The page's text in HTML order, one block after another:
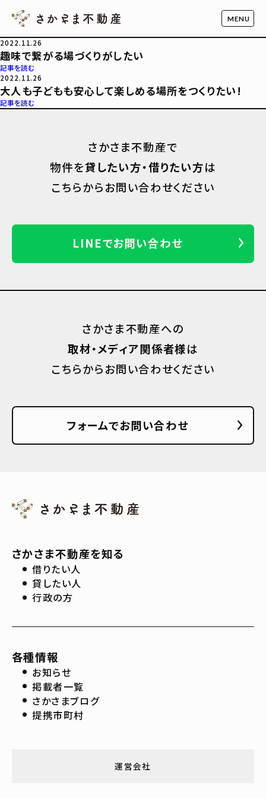
2022.11.26
趣味で繋がる場づくりがしたい
記事を読む
2022.11.26
大人も子どもも安心して楽しめる場所をつくりたい!
記事を読む
さかさま不動産で
物件を貸したい方・借りたい方は
こちらからお問い合わせください
LINEでお問い合わせ
さかさま不動産への
取材・メディア関係者様は
こちらからお問い合わせください
フォームでお問い合わせ
さかさま不動産を知る
借りたい人
貸したい人
行政の方
各種情報
お知らせ
掲載者一覧
さかさまブログ
提携市町村
運営会社